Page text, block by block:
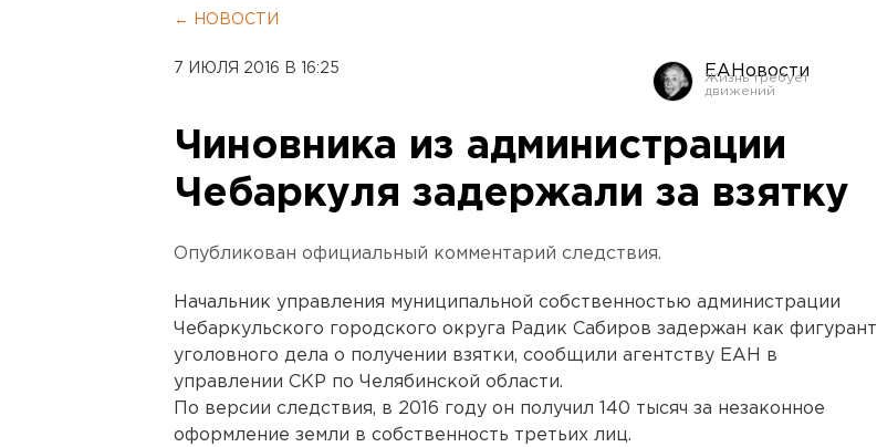
← НОВОСТИ
7 ИЮЛЯ 2016 В 16:25 ЕАНовости
Чиновника из администрации
Чебаркуля задержали за взятку
Опубликован официальный комментарий следствия.
Начальник управления муниципальной собственностью администрации
Чебаркульского городского округа Радик Сабиров задержан как фигурант
уголовного дела о получении взятки, сообщили агентству ЕАН в
управлении СКР по Челябинской области.
По версии следствия, в 2016 году он получил 140 тысяч за незаконное
оформление земли в собственность третьих лиц.